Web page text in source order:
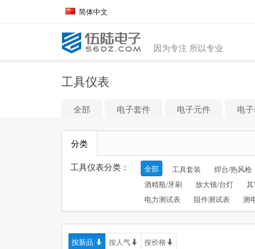
简体中文
因为专注 所以专业
工具仪表
全部 电子套件 电子元件 电
分类
工具仪表分类：
全部 工具套装 焊台/热风枪
酒精瓶/牙刷
放大镜/台灯
电力测试表
阻件测试表 测
按新品 按人气 按价格